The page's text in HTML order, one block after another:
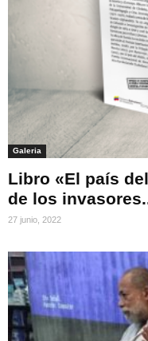
Galeria
Libro «El país
de los
27 junio, 2022